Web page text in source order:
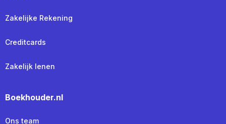
Zakelijke Rekening
Creditcards
Zakelijk lenen
Boekhouder.nl
Ons team